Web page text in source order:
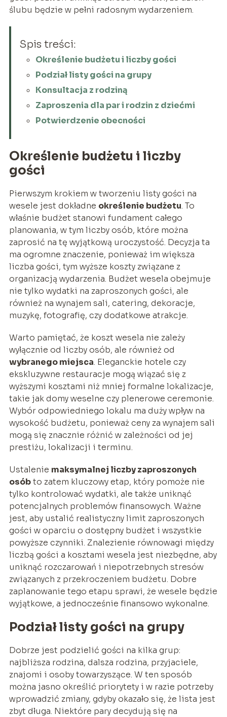
ślubu będzie w pełni radosnym wydarzeniem.
Spis treści:
Określenie budżetu i liczby gości
Podział listy gości na grupy
Konsultacja z rodziną
Zaproszenia dla par i rodzin z dziećmi
Potwierdzenie obecności
Określenie budżetu i liczby
gości
Pierwszym krokiem w tworzeniu listy gości na
wesele jest dokładne określenie budżetu. To
właśnie budżet stanowi fundament całego
planowania, w tym liczby osób, które można
zaprosić na tę wyjątkową uroczystość. Decyzja ta
ma ogromne znaczenie, ponieważ im większa
liczba gości, tym wyższe koszty związane z
organizacją wydarzenia. Budżet wesela obejmuje
nie tylko wydatki na zaproszonych gości, ale
również na wynajem sali, catering, dekoracje,
muzykę, fotografię, czy dodatkowe atrakcje.
Warto pamiętać, że koszt wesela nie zależy
wyłącznie od liczby osób, ale również od
wybranego miejsca. Eleganckie hotele czy
ekskluzywne restauracje mogą wiązać się z
wyższymi kosztami niż mniej formalne lokalizacje,
takie jak domy weselne czy plenerowe ceremonie.
Wybór odpowiedniego lokalu ma duży wpływ na
wysokość budżetu, ponieważ ceny za wynajem sali
mogą się znacznie różnić w zależności od jej
prestiżu, lokalizacji i terminu.
Ustalenie maksymalnej liczby zaproszonych
osóbto zatem kluczowy etap, który pomoże nie
tylko kontrolować wydatki, ale także uniknąć
potencjalnych problemów finansowych. Ważne
jest, aby ustalić realistyczny limit zaproszonych
gości w oparciu o dostępny budżet i wszystkie
powyższe czynniki. Znalezienie równowagi między
liczbą gości a kosztami wesela jest niezbędne, aby
uniknąć rozczarowań i niepotrzebnych stresów
związanych z przekroczeniem budżetu. Dobre
zaplanowanie tego etapu sprawi, że wesele będzie
wyjątkowe, a jednocześnie finansowo wykonalne.
Podział listy gości na grupy
Dobrze jest podzielić gości na kilka grup:
najbliższa rodzina, dalsza rodzina, przyjaciele,
znajomi i osoby towarzyszące. W ten sposób
można jasno określić priorytety i w razie potrzeby
wprowadzić zmiany, gdyby okazało się, że lista jest
zbyt długa. Niektóre pary decydują się na